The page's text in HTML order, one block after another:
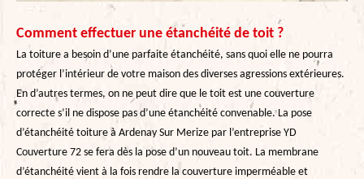
Comment effectuer une étanchéité de toit ?
La toiture a besoin d’une parfaite étanchéité, sans quoi elle ne pourra
protéger l’intérieur de votre maison des diverses agressions extérieures.
En d’autres termes, on ne peut dire que le toit est une couverture
correcte s’il ne dispose pas d’une étanchéité convenable. La pose
d’étanchéité toiture à Ardenay Sur Merize par l’entreprise YD
Couverture 72 se fera dès la pose d’un nouveau toit. La membrane
d’étanchéité vient à la fois rendre la couverture imperméable et